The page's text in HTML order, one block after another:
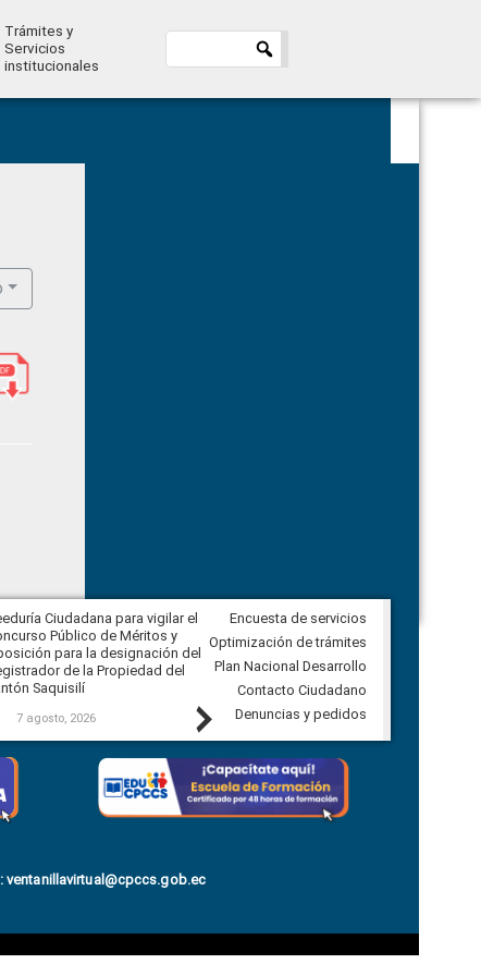
Trámites y
Servicios
institucionales
Previous
Ciudadana para vigilar el
Público de Méritos y
para la designación del
de la Propiedad del
Saquisilí
7 agosto, 2026
Veeduría Ciudadana para vigilar la
construcción del asfaltado de
Ballenita del cantón Santa Elena
7 agosto, 2026
Next
Encuesta de servicios
Optimización de trámites
Plan Nacional Desarrollo
Contacto Ciudadano
Denuncias y pedidos
:ventanillavirtual@cpccs.gob.ec